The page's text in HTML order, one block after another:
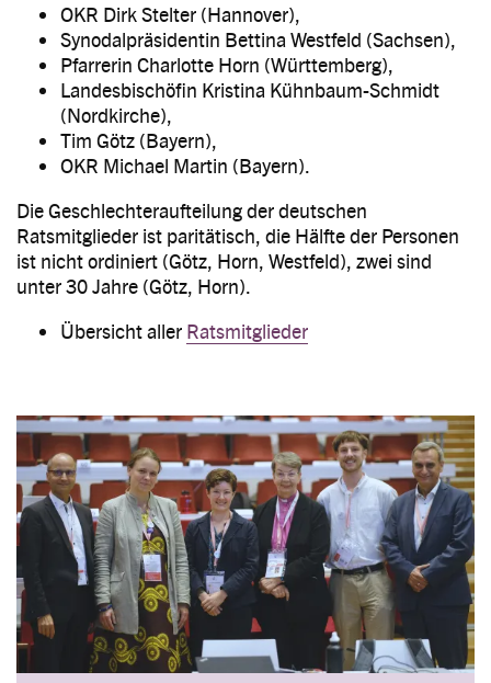
OKR Dirk Stelter (Hannover),
Synodalpräsidentin Bettina Westfeld (Sachsen),
Pfarrerin Charlotte Horn (Württemberg),
Landesbischöfin Kristina Kühnbaum-Schmidt
(Nordkirche),
Tim Götz (Bayern),
OKR Michael Martin (Bayern).
Die Geschlechteraufteilung der deutschen
Ratsmitglieder ist paritätisch, die Hälfte der Personen
ist nicht ordiniert (Götz, Horn, Westfeld), zwei sind
unter 30 Jahre (Götz, Horn).
Übersicht aller Ratsmitglieder
Image